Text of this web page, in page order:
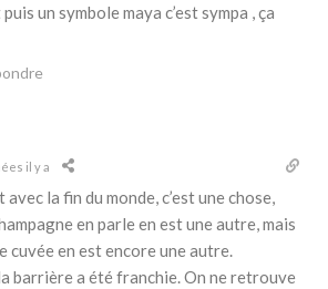
un symbole maya c’est sympa , ça
il y a
la fin du monde, c’est une chose,
en parle en est une autre, mais
cuvée en est encore une autre.
barrière a été franchie. On ne retrouve